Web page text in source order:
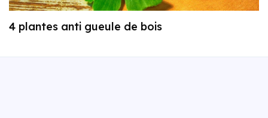
4 plantes anti gueule de bois